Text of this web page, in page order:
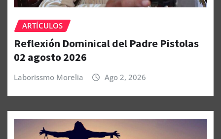
ARTÍCULOS
Reflexión Dominical del Padre Pistolas
02 agosto 2026
Laborissmo Morelia Ago 2, 2026